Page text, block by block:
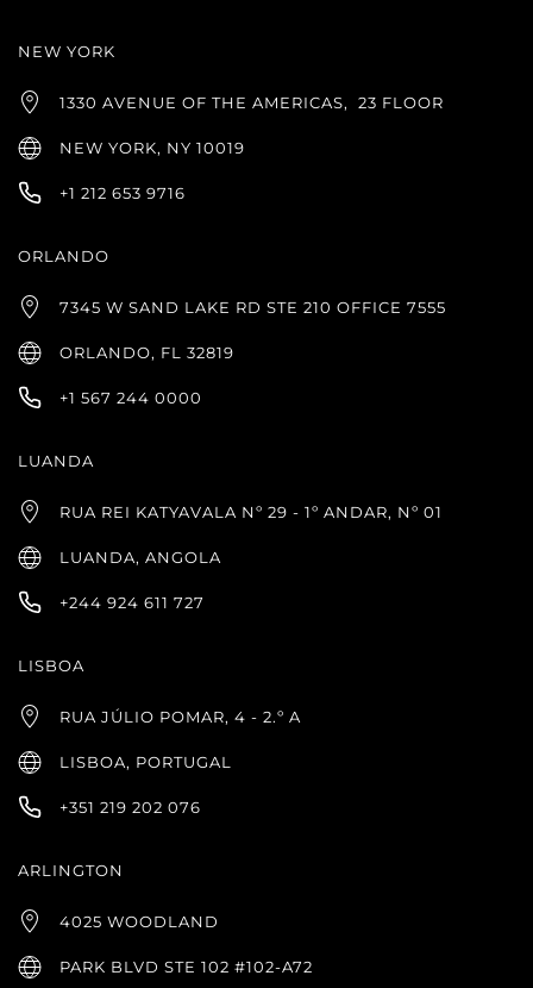
NEW YORK
1330 AVENUE OF THE AMERICAS, 23 FLOOR
NEW YORK, NY 10019
+1 212 653 9716
ORLANDO
7345 W SAND LAKE RD STE 210 OFFICE 7555
ORLANDO, FL 32819
+1 567 244 0000
LUANDA
RUA REI KATYAVALA Nº 29 - 1º ANDAR, Nº 01
LUANDA, ANGOLA
+244 924 611 727
LISBOA
RUA JÚLIO POMAR, 4 - 2.º A
LISBOA, PORTUGAL
+351 219 202 076
ARLINGTON
4025 WOODLAND
PARK BLVD STE 102 #102-A72